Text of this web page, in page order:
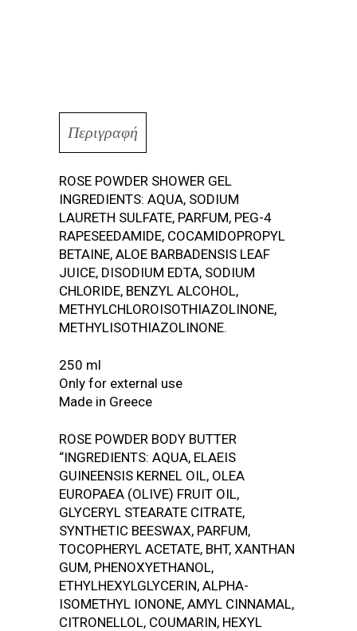
Περιγραφή
ROSE POWDER SHOWER GEL
INGREDIENTS: AQUA, SODIUM
LAURETH SULFATE, PARFUM, PEG-4
RAPESEEDAMIDE, COCAMIDOPROPYL
BETAINE, ALOE BARBADENSIS LEAF
JUICE, DISODIUM EDTA, SODIUM
CHLORIDE, BENZYL ALCOHOL,
METHYLCHLOROISOTHIAZOLINONE,
METHYLISOTHIAZOLINONE.
250 ml
Only for external use
Made in Greece
ROSE POWDER BODY BUTTER
“INGREDIENTS: AQUA, ELAEIS
GUINEENSIS KERNEL OIL, OLEA
EUROPAEA (OLIVE) FRUIT OIL,
GLYCERYL STEARATE CITRATE,
SYNTHETIC BEESWAX, PARFUM,
TOCOPHERYL ACETATE, BHT, XANTHAN
GUM, PHENOXYETHANOL,
ETHYLHEXYLGLYCERIN, ALPHA-
ISOMETHYL IONONE, AMYL CINNAMAL,
CITRONELLOL, COUMARIN, HEXYL